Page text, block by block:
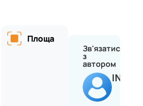
Площа
Зв'язатися
з
автором